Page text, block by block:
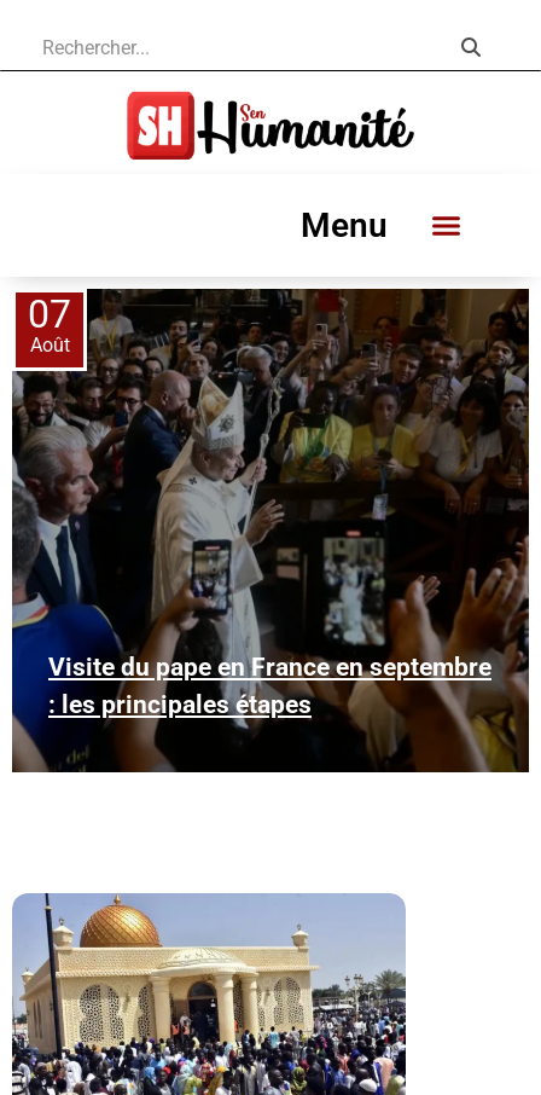
Menu
07
Août
Visite du pape en France en septembre
: les principales étapes